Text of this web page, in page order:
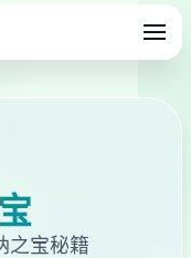
之宝秘籍